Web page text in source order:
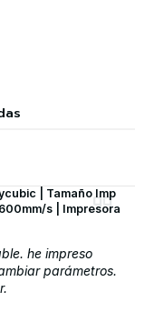
| Tamaño Imp
s | Impresora
he impreso
parámetros.